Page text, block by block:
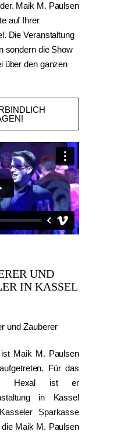
Maik M. Paulsen
auf Ihrer
. Die Veranstaltung
sondern die Show
über den ganzen
UND
IN KASSEL
Maik M. Paulsen
Für das
Hexal ist er
in Kassel
Kasseler Sparkasse
Maik M. Paulsen